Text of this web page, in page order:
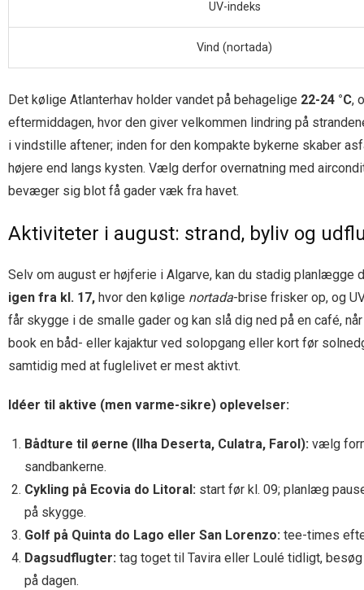
UV-indeks
Vind (nortada)
Det kølige Atlanterhav holder vandet på behagelige 22-24 °C,
eftermiddagen, hvor den giver velkommen lindring på
i vindstille aftener; inden for den kompakte bykerne skaber
højere end langs kysten. Vælg derfor overnatning med
bevæger sig blot få gader væk fra havet.
Aktiviteter i august: strand, byliv og
Selv om august er højferie i Algarve, kan du stadig planlægge
igen fra kl. 17, hvor den kølige nortada-brise frisker op, og
får skygge i de smalle gader og kan slå dig ned på en café,
book en båd- eller kajaktur ved solopgang eller kort før
samtidig med at fuglelivet er mest aktivt.
Idéer til aktive (men varme-sikre) oplevelser:
Bådture til øerne (Ilha Deserta, Culatra, Farol): vælg
sandbankerne.
Cykling på Ecovia do Litoral: start før kl. 09; planlæg
på skygge.
Golf på Quinta do Lago eller San Lorenzo: tee-times
Dagsudflugter: tag toget til Tavira eller Loulé tidligt,
på dagen.